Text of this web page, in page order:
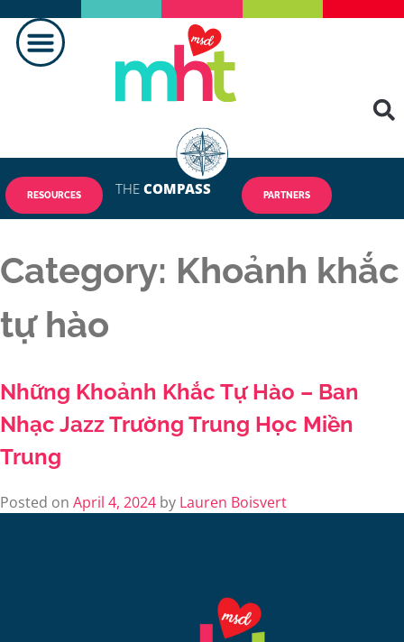
RESOURCES THE COMPASS PARTNERS
Category: Khoảnh khắc
tự hào
Những Khoảnh Khắc Tự Hào – Ban
Nhạc Jazz Trường Trung Học Miền
Trung
Posted on April 4, 2024 by Lauren Boisvert